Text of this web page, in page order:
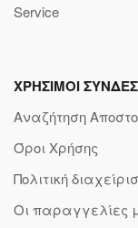
Service
ΧΡΗΣΙΜΟΙ
Αναζήτηση
Όροι Χρήσης
Πολιτική
Οι παραγγελίες